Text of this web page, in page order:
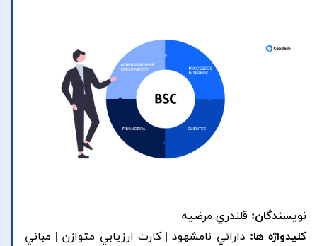
نویسندگان: قلندري مرضيه
کلیدواژه ها: دارائي نامشهود | کارت ارزيابي متوازن | مباني